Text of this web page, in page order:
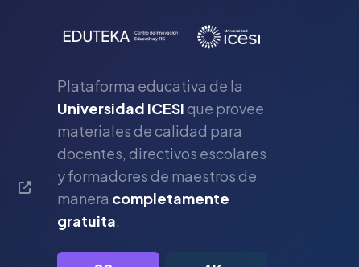
Plataforma educativa de la
Universidad ICESIque provee
materiales de calidad para
docentes, directivos escolares
y formadores de maestros de
manera completamente
gratuita.